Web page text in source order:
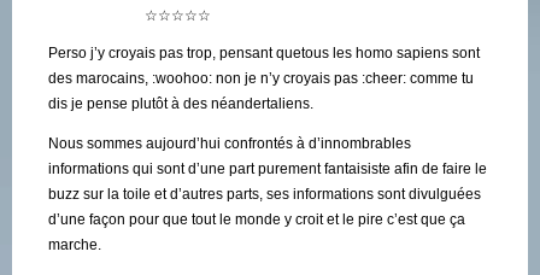
☆☆☆☆☆
Perso j’y croyais pas trop, pensant quetous les homo sapiens sont
des marocains, :woohoo: non je n’y croyais pas :cheer: comme tu
dis je pense plutôt à des néandertaliens.
Nous sommes aujourd’hui confrontés à d’innombrables
informations qui sont d’une part purement fantaisiste afin de faire le
buzz sur la toile et d’autres parts, ses informations sont divulguées
d’une façon pour que tout le monde y croit et le pire c’est que ça
marche.